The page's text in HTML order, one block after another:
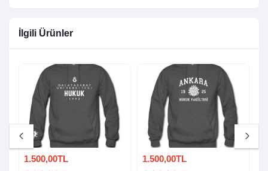
İlgili Ürünler
1.500,00TL 1.500,00TL